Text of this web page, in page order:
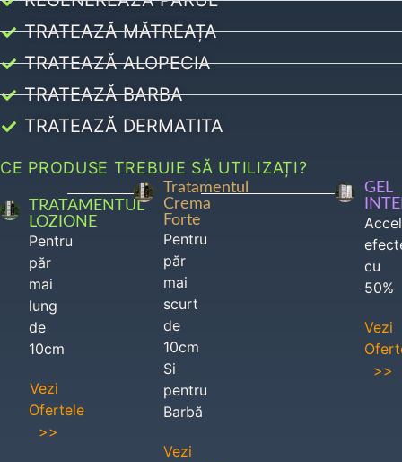
TRATEAZĂ MĂTREAȚA
TRATEAZĂ ALOPECIA
TRATEAZĂ BARBA
TRATEAZĂ DERMATITA
CE PRODUSE TREBUIE SĂ UTILIZAȚI?
TRATAMENTUL
LOZIONE
Pentru
păr
mai
lung
de
10cm
Vezi
Ofertele
>>
Tratamentul
Crema
Forte
Pentru
păr
mai
scurt
de
10cm
Si
pentru
Barbă
Vezi
GEL
cu
50%
Vezi
>>